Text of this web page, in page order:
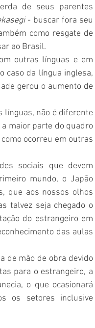
de seus parentes
- buscar fora seu
como resgate de
ao Brasil.
outras línguas e em
caso da língua inglesa,
gerou o aumento de
línguas, não é diferente
maior parte do quadro
ocorreu em outras
sociais que devem
mundo, o Japão
que aos nossos olhos
talvez seja chegado o
do estrangeiro em
das aulas
de mão de obra devido
para o estrangeiro, a
o que ocasionará
os setores inclusive